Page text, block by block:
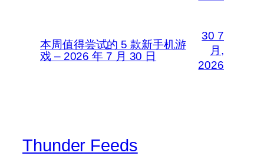
本周值得尝试的 5 款新手机游
戏 – 2026 年 7 月 30 日
30 7
月,
2026
Thunder Feeds